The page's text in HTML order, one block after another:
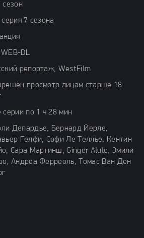
сезон
серия 7 сезона
WEB-DL
репортаж, WestFilm
просмотр лицам старше 18
серии по 1 ч 28 мин
Депардье, Бернард Йерле,
Гелфи, Софи Ле Теллье, Кентин
Сара Мартинш, Ginger Alule, Эмили
Андреа Ферреоль, Томас Ван Ден